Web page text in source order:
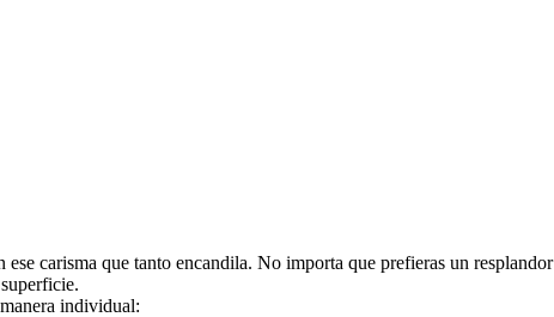
carisma que tanto encandila. No importa que prefieras un resplandor
individual: